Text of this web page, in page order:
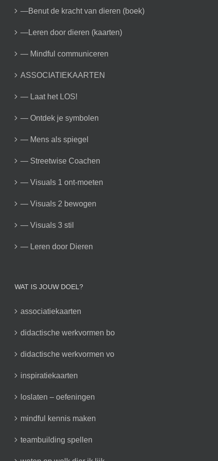
—Benut de kracht van dieren (boek)
—Leren door dieren (kaarten)
— Mindful communiceren
ASSOCIATIEKAARTEN
— Laat het LOS!
— Ontdek je symbolen
— Mens als spiegel
— Streetwise Coachen
— Visuals 1 ont-moeten
— Visuals 2 bewogen
— Visuals 3 stil
— Leren door Dieren
WAT IS JOUW DOEL?
associatiekaarten
didactische werkvormen bo
didactische werkvormen vo
inspiratiekaarten
loslaten – oefeningen
mindful kennis maken
teambuilding spellen